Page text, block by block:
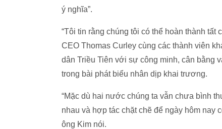
ý nghĩa”.
“Tôi tin rằng chúng tôi có thể hoàn thành
CEO Thomas Curley cùng các thành viên
dân Triều Tiên với sự công minh, cân bằng
trong bài phát biểu nhân dịp khai trương.
“Mặc dù hai nước chúng ta vẫn chưa bình
nhau và hợp tác chặt chẽ để ngày hôm nay
ông Kim nói.